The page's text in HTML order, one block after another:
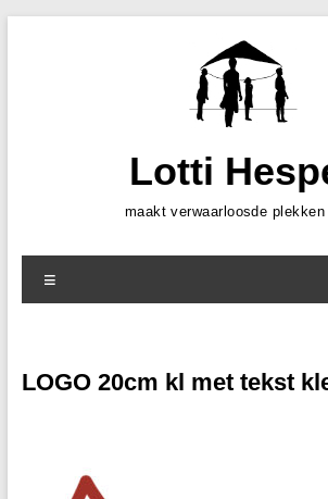
Lotti
maakt verwaarloosde plekken
LOGO 20cm kl met tekst